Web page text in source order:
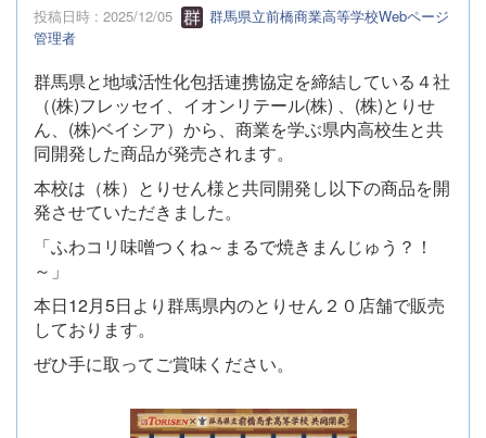
投稿日時 : 2025/12/05
群馬県立前橋商業高等学校Webページ
管理者
群馬県と地域活性化包括連携協定を締結している４社
（(株)フレッセイ、イオンリテール(株) 、(株)とりせ
ん、(株)ベイシア）から、商業を学ぶ県内高校生と共
同開発した商品が発売されます。
本校は（株）とりせん様と共同開発し以下の商品を開
発させていただきました。
「ふわコリ味噌つくね～まるで焼きまんじゅう？！
～」
本日12月5日より群馬県内のとりせん２０店舗で販売
しております。
ぜひ手に取ってご賞味ください。